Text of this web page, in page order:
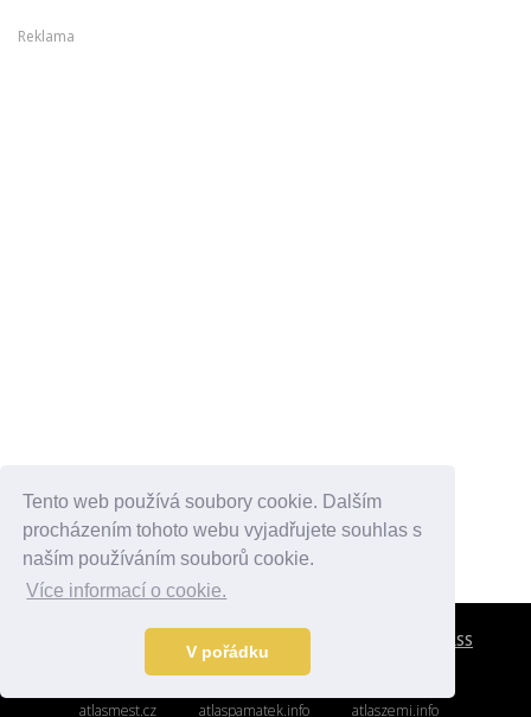
Tento web používá soubory cookie. Dalším
procházením tohoto webu vyjadřujete souhlas s
naším používáním souborů cookie.
Více informací o cookie.
V pořádku
Reklama
KONTAKTY RSS
atlasmest.cz atlaspamatek.info atlaszemi.info